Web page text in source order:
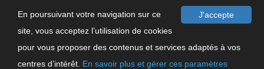
J'accepte
En poursuivant votre navigation sur ce
site, vous acceptez l’utilisation de cookies
pour vous proposer des contenus et services adaptés à vos
centres d’intérêt. En savoir plus et gérer ces paramètres
FAIRE UN
DON